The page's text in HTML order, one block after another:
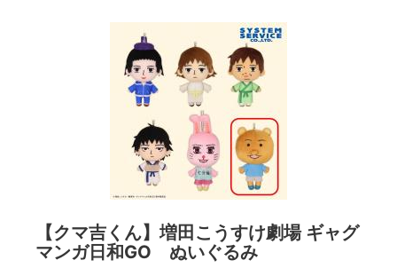
【クマ吉くん】増田こうすけ劇場 ギャグ
マンガ日和GO ぬいぐるみ